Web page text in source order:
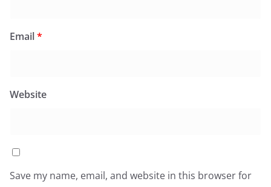
Email*
Website
Save my name, email, and website in this browser for